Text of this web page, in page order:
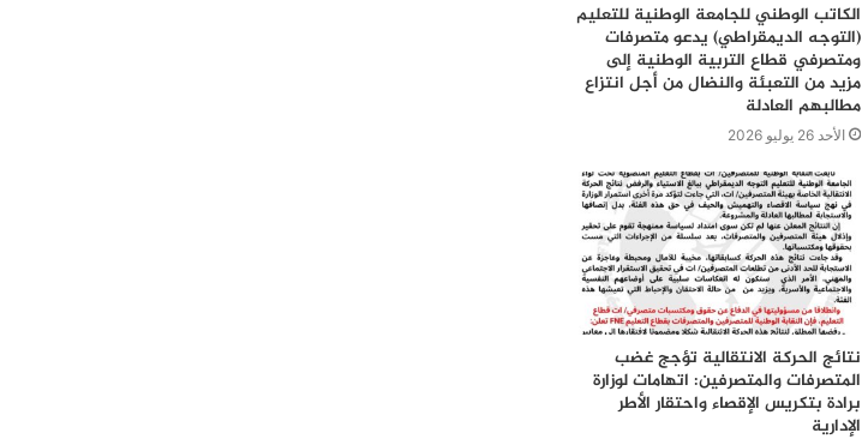
الكاتب الوطني للجامعة الوطنية للتعليم
(التوجه الديمقراطي) يدعو متصرفات
ومتصرفي قطاع التربية الوطنية إلى
مزيد من التعبئة والنضال من أجل انتزاع
مطالبهم العادلة
الأحد 26 يوليو 2026
نتائج الحركة الانتقالية تؤجج غضب
المتصرفات والمتصرفين: اتهامات لوزارة
برادة بتكريس الإقصاء واحتقار الأطر
الإدارية